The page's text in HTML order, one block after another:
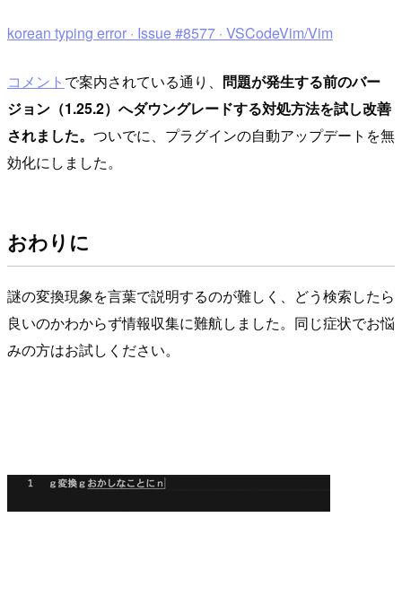
korean typing error · Issue #8577 · VSCodeVim/Vim
コメント で案内されている通り、 問題が発生する前のバー
ジョン（1.25.2）へダウングレードする対処方法を試し改善
されました。 ついでに、プラグインの自動アップデートを無
効化にしました。
おわりに
謎の変換現象を言葉で説明するのが難しく、どう検索したら
良いのかわからず情報収集に難航しました。同じ症状でお悩
みの方はお試しください。